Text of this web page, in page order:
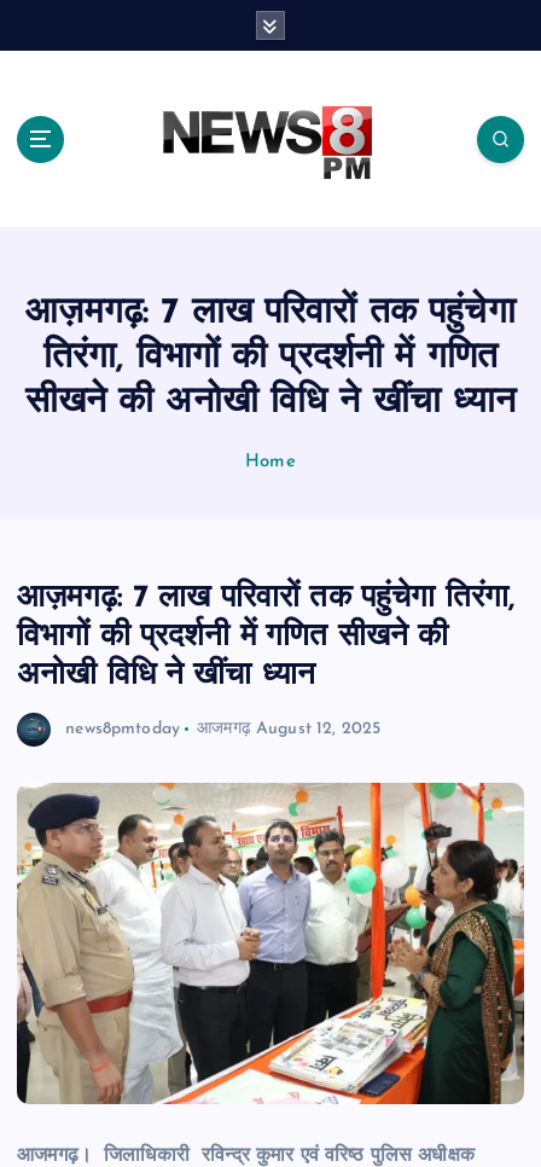
आज़मगढ़: 7 लाख परिवारों तक पहुंचेगा
तिरंगा, विभागों की प्रदर्शनी में गणित
सीखने की अनोखी विधि ने खींचा ध्यान
Home
आज़मगढ़: 7 लाख परिवारों तक पहुंचेगा तिरंगा,
विभागों की प्रदर्शनी में गणित सीखने की
अनोखी विधि ने खींचा ध्यान
news8pmtoday आजमगढ़ August 12, 2025
आजमगढ़। जिलाधिकारी रविन्द्र कुमार एवं वरिष्ठ पुलिस अधीक्षक